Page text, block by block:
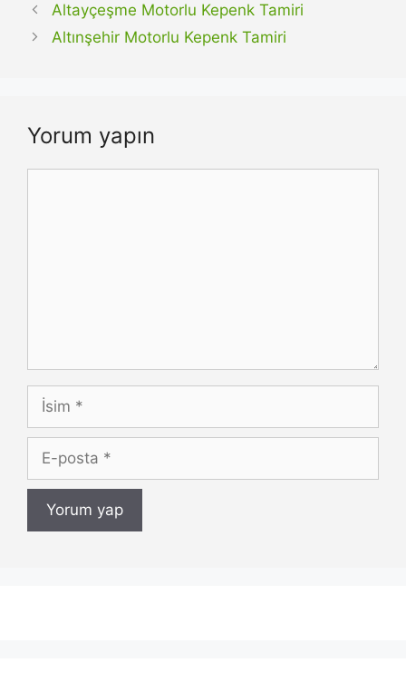
Altayçeşme Motorlu Kepenk Tamiri
Altınşehir Motorlu Kepenk Tamiri
Yorum yapın
İsim
posta